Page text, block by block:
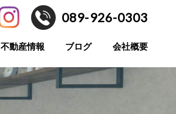
不動産情報 ブログ 会社概要
089-926-0303